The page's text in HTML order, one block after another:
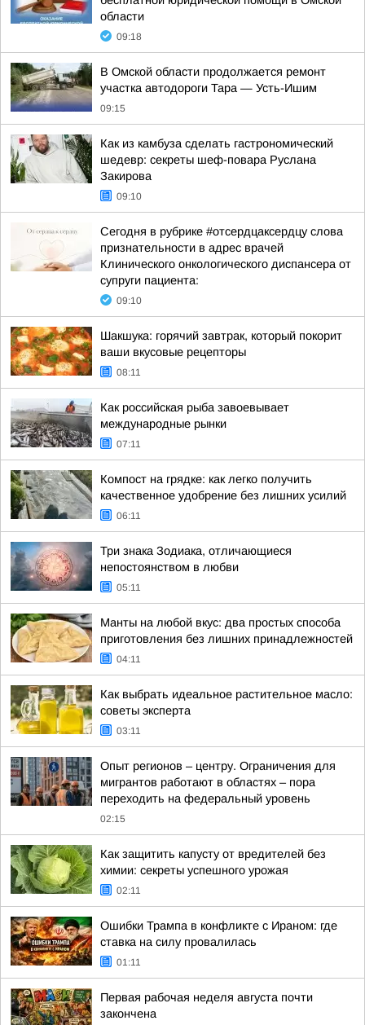
области
09:18
В Омской области продолжается ремонт
участка автодороги Тара — Усть-Ишим
09:15
Как из камбуза сделать гастрономический
шедевр: секреты шеф-повара Руслана
Закирова
09:10
Сегодня в рубрике #отсердцаксердцу слова
признательности в адрес врачей
Клинического онкологического диспансера от
супруги пациента:
09:10
Шакшука: горячий завтрак, который покорит
ваши вкусовые рецепторы
08:11
Как российская рыба завоевывает
международные рынки
07:11
Компост на грядке: как легко получить
качественное удобрение без лишних усилий
06:11
Три знака Зодиака, отличающиеся
непостоянством в любви
05:11
Манты на любой вкус: два простых способа
приготовления без лишних принадлежностей
04:11
Как выбрать идеальное растительное масло:
советы эксперта
03:11
Опыт регионов – центру. Ограничения для
мигрантов работают в областях – пора
переходить на федеральный уровень
02:15
Как защитить капусту от вредителей без
химии: секреты успешного урожая
02:11
Ошибки Трампа в конфликте с Ираном: где
ставка на силу провалилась
01:11
Первая рабочая неделя августа почти
закончена